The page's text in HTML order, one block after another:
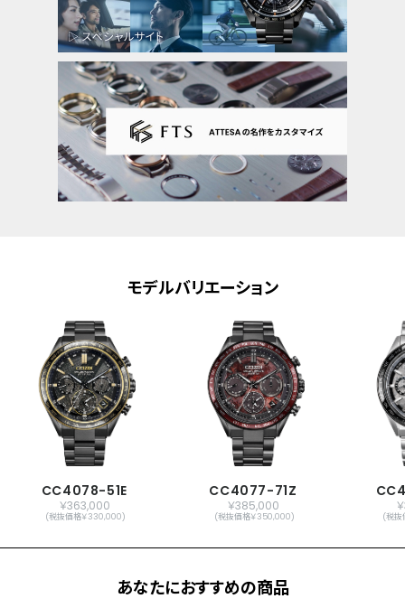
ダブルダイレクトフライト
ワールドタイム機能(39時差)
サマータイム機能
デュアルタイム機能
ホーム/ローカルタイム切替機能
パーフェックス(JIS1種耐磁、衝撃検知機
能、針自動補正機能)
アラーム
日本製
モデルバリエーション
CC4078-51E
￥363,000
(税抜価格￥330,000)
CC4077-71Z
￥385,000
(税抜価格￥350,000) (税
あなたにおすすめの商品